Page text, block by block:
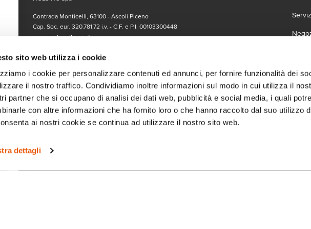
sito web utilizza i cookie
i cookie per personalizzare contenuti ed annunci, per fornire funzionalità dei
il nostro traffico. Condividiamo inoltre informazioni sul modo in cui utilizza il
partner che si occupano di analisi dei dati web, pubblicità e social media, i quali
con altre informazioni che ha fornito loro o che hanno raccolto dal suo utilizzo
ai nostri cookie se continua ad utilizzare il nostro sito web.
dettagli
Contrada Monticelli, 63100 - Ascoli Piceno
Cap. Soc. eur. 320.781,72 i.v. - C.F. e P.I. 00103300448
www.gabriellispa.it
Per segnalazioni o richieste di informazioni, ti invitiamo a compilare l'apposito